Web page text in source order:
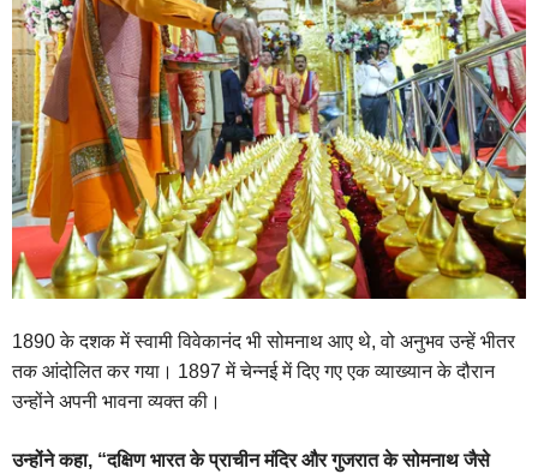
1890 के दशक में स्वामी विवेकानंद भी सोमनाथ आए थे, वो अनुभव उन्हें भीतर
तक आंदोलित कर गया। 1897 में चेन्नई में दिए गए एक व्याख्यान के दौरान
उन्होंने अपनी भावना व्यक्त की।
उन्होंने कहा, “दक्षिण भारत के प्राचीन मंदिर और गुजरात के सोमनाथ जैसे